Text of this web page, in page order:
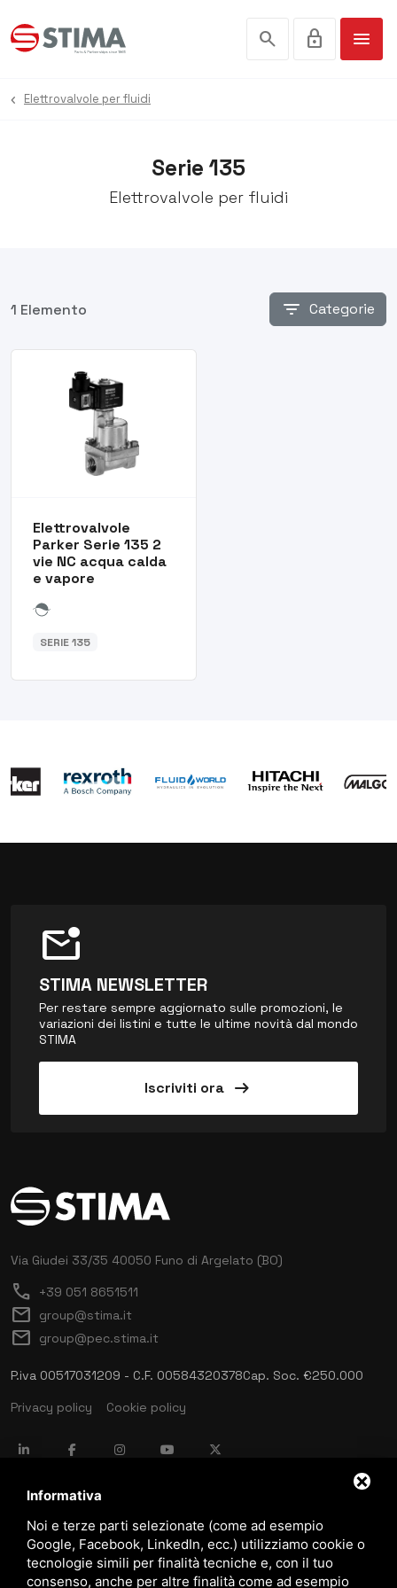
search lock menu
Serie 135
Elettrovalvole per fluidi
Elettrovalvole per fluidi
1 Elemento filter_list Categorie
Elettrovalvole
Parker Serie 135 2
vie NC acqua calda
e vapore
SERIE 135
mark_email_unread
STIMA NEWSLETTER
Per restare sempre aggiornato sulle promozioni, le
variazioni dei listini e tutte le ultime novità dal mondo
STIMA
Iscriviti ora arrow_right_alt
Via Giudei 33/35 40050 Funo di Argelato (BO)
call +39 051 8651511
mail group@stima.it
mail group@pec.stima.it
P.iva 00517031209 - C.F. 00584320378Cap. Soc. €250.000
Privacy policy
Cookie policy
language ITALIANO
download Catalogo Stima
Informativa
Noi e terze parti selezionate (come ad esempio
Google, Facebook, LinkedIn, ecc.) utilizziamo cookie o
tecnologie simili per finalità tecniche e, con il tuo
consenso, anche per altre finalità come ad esempio